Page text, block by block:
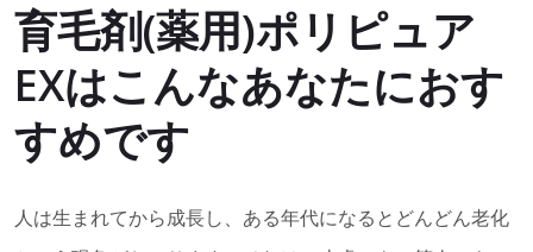
育毛剤(薬用)ポリピュア
EXはこんなあなたにおす
すめです
人は生まれてから成長し、ある年代になるとどんどん老化